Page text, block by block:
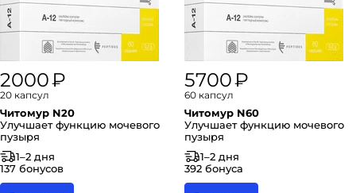
2000 ₽
20 капсул
Читомур N20
Улучшает функцию мочевого
пузыря
1–2 дня
137 бонусов
5700 ₽
60 капсул
Читомур N60
Улучшает функцию мочевого
пузыря
1–2 дня
392 бонуса